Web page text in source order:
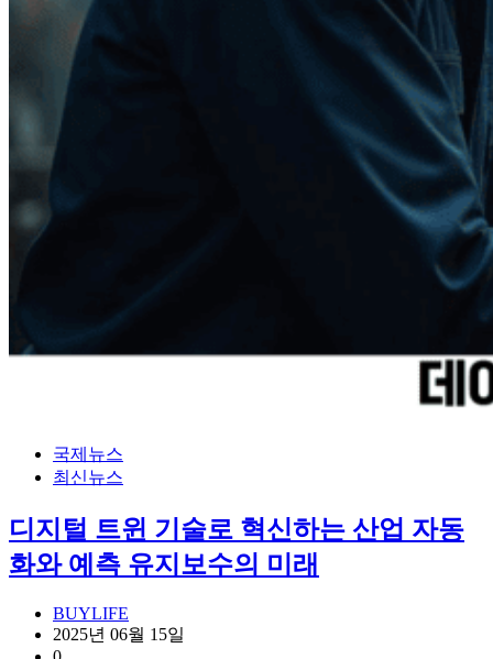
국제뉴스
최신뉴스
디지털 트윈 기술로 혁신하는 산업 자동
화와 예측 유지보수의 미래
BUYLIFE
2025년 06월 15일